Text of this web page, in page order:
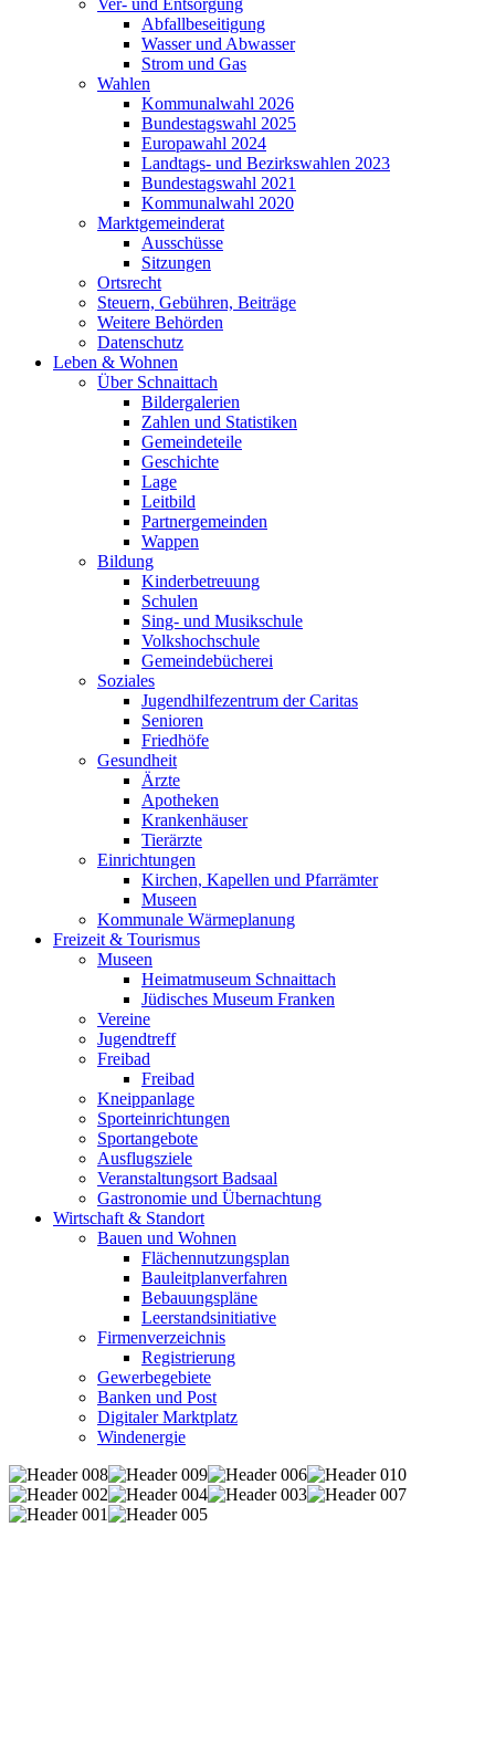
Ver- und Entsorgung
Abfallbeseitigung
Wasser und Abwasser
Strom und Gas
Wahlen
Kommunalwahl 2026
Bundestagswahl 2025
Europawahl 2024
Landtags- und Bezirkswahlen 2023
Bundestagswahl 2021
Kommunalwahl 2020
Marktgemeinderat
Ausschüsse
Sitzungen
Ortsrecht
Steuern, Gebühren, Beiträge
Weitere Behörden
Datenschutz
Leben & Wohnen
Über Schnaittach
Bildergalerien
Zahlen und Statistiken
Gemeindeteile
Geschichte
Lage
Leitbild
Partnergemeinden
Wappen
Bildung
Kinderbetreuung
Schulen
Sing- und Musikschule
Volkshochschule
Gemeindebücherei
Soziales
Jugendhilfezentrum der Caritas
Senioren
Friedhöfe
Gesundheit
Ärzte
Apotheken
Krankenhäuser
Tierärzte
Einrichtungen
Kirchen, Kapellen und Pfarrämter
Museen
Kommunale Wärmeplanung
Freizeit & Tourismus
Museen
Heimatmuseum Schnaittach
Jüdisches Museum Franken
Vereine
Jugendtreff
Freibad
Freibad
Kneippanlage
Sporteinrichtungen
Sportangebote
Ausflugsziele
Veranstaltungsort Badsaal
Gastronomie und Übernachtung
Wirtschaft & Standort
Bauen und Wohnen
Flächennutzungsplan
Bauleitplanverfahren
Bebauungspläne
Leerstandsinitiative
Firmenverzeichnis
Registrierung
Gewerbegebiete
Banken und Post
Digitaler Marktplatz
Windenergie